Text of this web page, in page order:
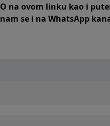
na ovom linku kao i
se i na WhatsApp